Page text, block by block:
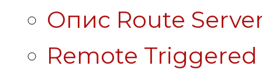
Опис Route
Remote